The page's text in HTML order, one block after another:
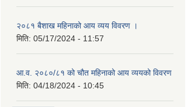
२०८१ बैशाख महिनाको आय व्यय विवरण ।
मिति: 05/17/2024 - 11:57
आ.व. २०८०/८१ को चौत महिनाको आय व्ययको विवरण
मिति: 04/18/2024 - 10:45